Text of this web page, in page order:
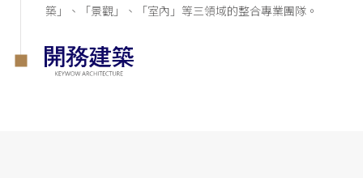
築」、「景觀」、「室內」等三領域的整合專業團隊。